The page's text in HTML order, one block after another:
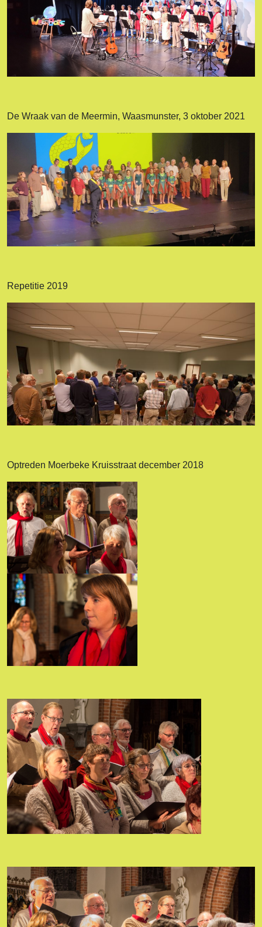
De Wraak van de Meermin, Waasmunster, 3 oktober 2021
Repetitie 2019
Optreden Moerbeke Kruisstraat december 2018